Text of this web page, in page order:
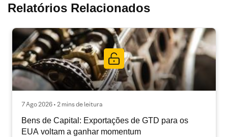
Relatórios Relacionados
7 Ago 2026 • 2 mins de leitura
Bens de Capital: Exportações de GTD para os
EUA voltam a ganhar momentum